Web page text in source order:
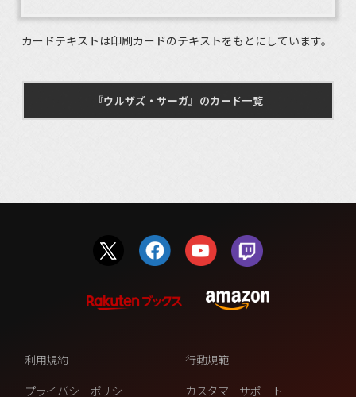
カードテキストは印刷カードのテキストをもとにしています。
『ウルザズ・サーガ』のカード一覧
利用規約
行動規範
プライバシーポリシー
カスタマーサポート